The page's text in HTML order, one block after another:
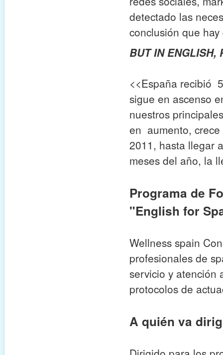
detectado las
conclusión que
BUT IN ENGLISH,
<<España recibió
sigue en ascenso
nuestros
en aumento, crece
2011, hasta llegar
meses del año, la
Programa de
"English for
Wellness spain
profesionales de
servicio y atención
protocolos de
A quién va